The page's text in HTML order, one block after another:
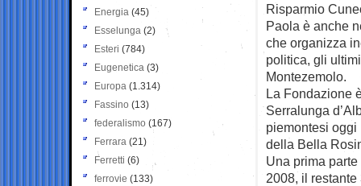
Risparmio
Paola è anche
che organizza
politica, gli
Montezemolo.
La Fondazione
Serralunga
piemontesi oggi
della Bella
Una prima
2008, il
Energia (45)
Esselunga (2)
Esteri (784)
Eugenetica (3)
Europa (1.314)
Fassino (13)
federalismo (167)
Ferrara (21)
Ferretti (6)
ferrovie (133)